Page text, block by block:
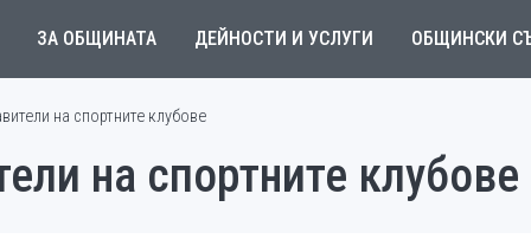
ЗА ОБЩИНАТА ДЕЙНОСТИ И УСЛУГИ ОБЩИНСКИ
на спортните клубове
на спортните клубове